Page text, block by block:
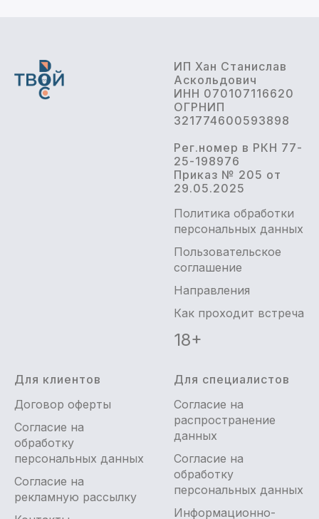
ИП Хан Станислав
Аскольдович
ИНН 070107116620
ОГРНИП
321774600593898
Рег.номер в РКН 77-
25-198976
Приказ № 205 от
29.05.2025
Политика обработки
персональных данных
Пользовательское
соглашение
Направления
Как проходит встреча
18+
Для клиентов
Договор оферты
Согласие на
обработку
персональных данных
Согласие на
рекламную рассылку
Для специалистов
Согласие на
распространение
данных
Согласие на
обработку
персональных данных
Информационно-